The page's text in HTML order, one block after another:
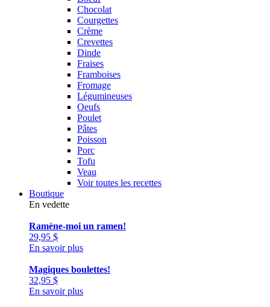
Chocolat
Courgettes
Crème
Crevettes
Dinde
Fraises
Framboises
Fromage
Légumineuses
Oeufs
Poulet
Pâtes
Poisson
Porc
Tofu
Veau
Voir toutes les recettes
Boutique
En vedette
Ramène-moi un ramen!
29,95 $
En savoir plus
Magiques boulettes!
32,95 $
En savoir plus